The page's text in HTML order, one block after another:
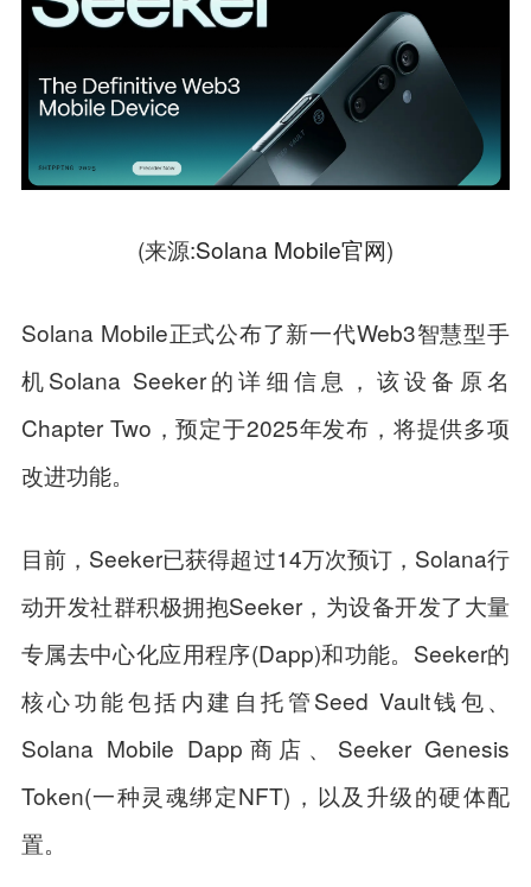
(来源:Solana Mobile官网)
Solana Mobile正式公布了新一代Web3智慧型手
机Solana Seeker的详细信息，该设备原名
Chapter Two，预定于2025年发布，将提供多项
改进功能。
目前，Seeker已获得超过14万次预订，Solana行
动开发社群积极拥抱Seeker，为设备开发了大量
专属去中心化应用程序(Dapp)和功能。Seeker的
核心功能包括内建自托管Seed Vault钱包、
Solana Mobile Dapp商店、Seeker Genesis
Token(一种灵魂绑定NFT)，以及升级的硬体配
置。